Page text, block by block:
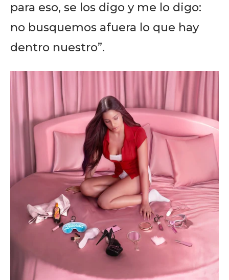
Don't miss
out!
Sing up for our newsletter
para eso, se los digo y me lo digo:
no busquemos afuera lo que hay
dentro nuestro”.